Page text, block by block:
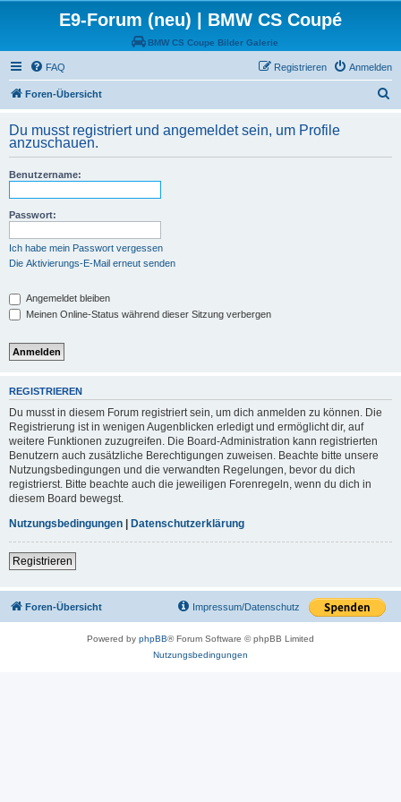
E9-Forum (neu) | BMW CS Coupé
BMW CS Coupe Bilder Galerie
FAQ Anmelden
Registrieren
Foren-Übersicht
h
Du musst registriert und angemeldet sein, um Profile
anzuschauen.
Benutzername:
Passwort:
Ich habe mein Passwort vergessen
Die Aktivierungs-E-Mail erneut senden
Angemeldet bleiben
Meinen Online-Status während dieser Sitzung verbergen
REGISTRIEREN
Du musst in diesem Forum registriert sein, um dich anmelden zu können. Die
Registrierung ist in wenigen Augenblicken erledigt und ermöglicht dir, auf
weitere Funktionen zuzugreifen. Die Board-Administration kann registrierten
Benutzern auch zusätzliche Berechtigungen zuweisen. Beachte bitte unsere
Nutzungsbedingungen und die verwandten Regelungen, bevor du dich
registrierst. Bitte beachte auch die jeweiligen Forenregeln, wenn du dich in
diesem Board bewegst.
Nutzungsbedingungen | Datenschutzerklärung
Registrieren
Foren-Übersicht Impressum/Datenschutz
Powered by phpBB® Forum Software © phpBB Limited
Nutzungsbedingungen